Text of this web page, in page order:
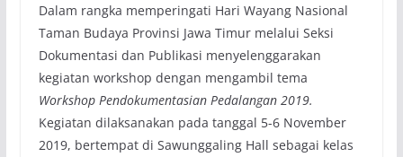
Dalam rangka memperingati Hari Wayang Nasional
Taman Budaya Provinsi Jawa Timur melalui Seksi
Dokumentasi dan Publikasi menyelenggarakan
kegiatan workshop dengan mengambil tema
Workshop Pendokumentasian Pedalangan 2019.
Kegiatan dilaksanakan pada tanggal 5-6 November
2019, bertempat di Sawunggaling Hall sebagai kelas